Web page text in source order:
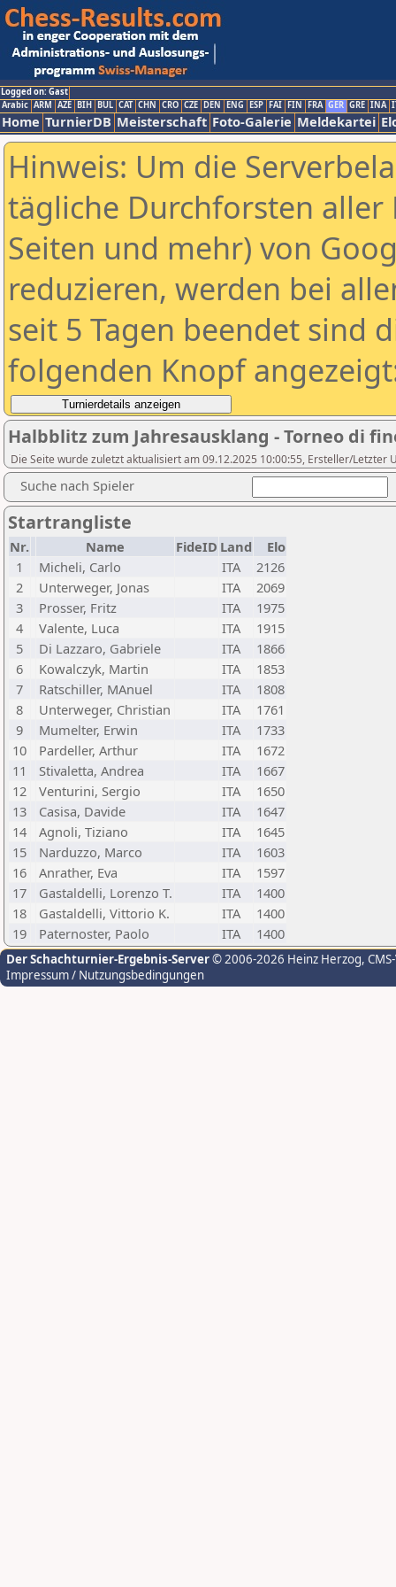
Logged on: Gast
Arabic ARM AZE BIH BUL CAT CHN CRO CZE DEN ENG ESP FAI FIN FRA GER GRE INA
Home TurnierDB Meisterschaft Foto-Galerie Meldekartei
Hinweis: Um die
tägliche Durchforsten aller
Seiten und mehr) von
reduzieren, werden bei
seit 5 Tagen beendet sind
folgenden Knopf
Halbblitz zum Jahresausklang - Torneo di
Die Seite wurde zuletzt aktualisiert am 09.12.2025 10:00:55, Ersteller/Letzter
Suche nach Spieler
Startrangliste
Nr. Name FideID Land
Elo
1
Micheli, Carlo ITA
2126
2
Unterweger, Jonas ITA
2069
3
Prosser, Fritz ITA
1975
4
Valente, Luca ITA
1915
5
Di Lazzaro, Gabriele ITA
1866
6
Kowalczyk, Martin ITA
1853
7
Ratschiller, MAnuel ITA
1808
8
Unterweger, Christian ITA
1761
9
Mumelter, Erwin ITA
1733
10
Pardeller, Arthur ITA
1672
11
Stivaletta, Andrea ITA
1667
12
Venturini, Sergio ITA
1650
13
Casisa, Davide ITA
1647
14
Agnoli, Tiziano ITA
1645
15
Narduzzo, Marco ITA
1603
16
Anrather, Eva ITA
1597
17
Gastaldelli, Lorenzo T. ITA
1400
18
Gastaldelli, Vittorio K. ITA
1400
19
Paternoster, Paolo ITA 1400
Der Schachturnier-Ergebnis-Server© 2006-2026 Heinz Herzog,
Impressum / Nutzungsbedingungen